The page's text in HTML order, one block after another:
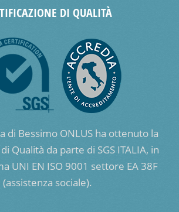
DI QUALITÀ
di Bessimo ONLUS ha ottenuto la
Qualità da parte di SGS ITALIA, in
UNI EN ISO 9001 settore EA 38F
(assistenza sociale).